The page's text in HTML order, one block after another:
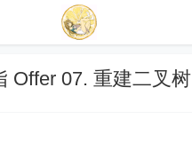
Offer 07. 重建二叉树